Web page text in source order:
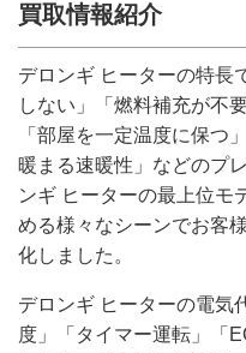
買取情報紹介
デロンギ ヒーターの特長
しない」「燃料補充が不
「部屋を一定温度に保つ
暖まる速暖性」などのプ
ンギ ヒーターの最上位モ
める様々なシーンでお客
化しました。
デロンギ ヒーターの電気
度」「タイマー運転」「